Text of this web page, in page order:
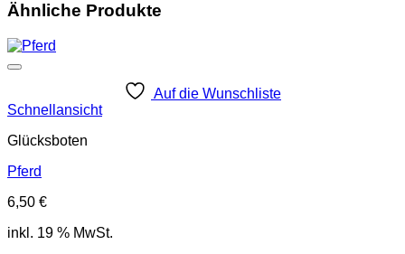
Ähnliche Produkte
Auf die Wunschliste
Schnellansicht
Glücksboten
Pferd
6,50 €
inkl. 19 % MwSt.